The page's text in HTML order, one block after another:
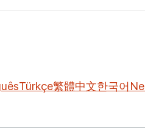
Türkçe繁體中文한국어